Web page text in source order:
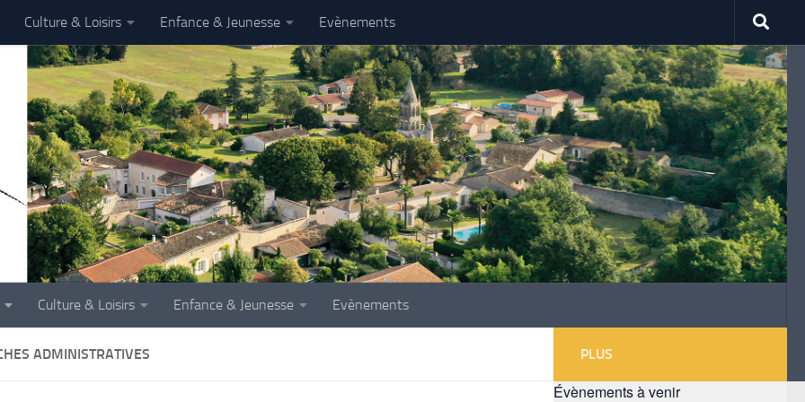
Culture & Loisirs Enfance & Jeunesse Evènements
Culture & Loisirs Enfance & Jeunesse Evènements
ADMINISTRATIVES PLUS
Évènements à venir